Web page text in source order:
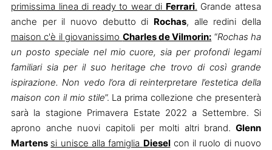
primissima linea di ready to wear di Ferrari. Grande attesa
anche per il nuovo debutto di Rochas, alle redini della
maison c'è il giovanissimo Charles de Vilmorin: “Rochas ha
un posto speciale nel mio cuore, sia per profondi legami
familiari sia per il suo heritage che trovo di così grande
ispirazione. Non vedo l’ora di reinterpretare l’estetica della
maison con il mio stile”. La prima collezione che presenterà
sarà la stagione Primavera Estate 2022 a Settembre. Si
aprono anche nuovi capitoli per molti altri brand. Glenn
Martens si unisce alla famiglia Dieselcon il ruolo di nuovo